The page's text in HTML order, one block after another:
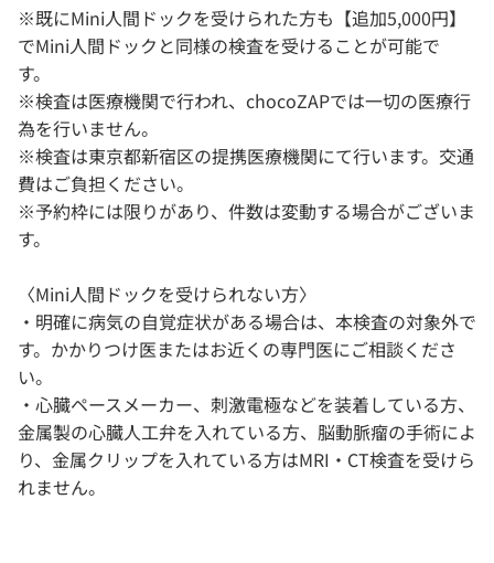
※既にMini人間ドックを受けられた方も【追加5,000円】
でMini人間ドックと同様の検査を受けることが可能で
す。
※検査は医療機関で行われ、chocoZAPでは一切の医療行
為を行いません。
※検査は東京都新宿区の提携医療機関にて行います。交通
費はご負担ください。
※予約枠には限りがあり、件数は変動する場合がございま
す。
〈Mini人間ドックを受けられない方〉
・明確に病気の自覚症状がある場合は、本検査の対象外で
す。かかりつけ医またはお近くの専門医にご相談くださ
い。
・心臓ペースメーカー、刺激電極などを装着している方、
金属製の心臓人工弁を入れている方、脳動脈瘤の手術によ
り、金属クリップを入れている方はMRI・CT検査を受けら
れません。